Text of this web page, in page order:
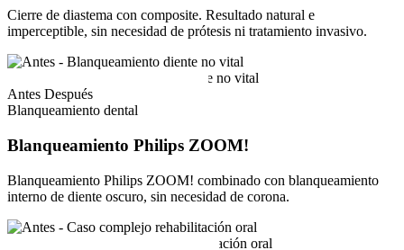
Cierre de diastema con composite. Resultado natural e
imperceptible, sin necesidad de prótesis ni tratamiento invasivo.
Antes Después
Blanqueamiento dental
Blanqueamiento Philips ZOOM!
Blanqueamiento Philips ZOOM! combinado con blanqueamiento
interno de diente oscuro, sin necesidad de corona.